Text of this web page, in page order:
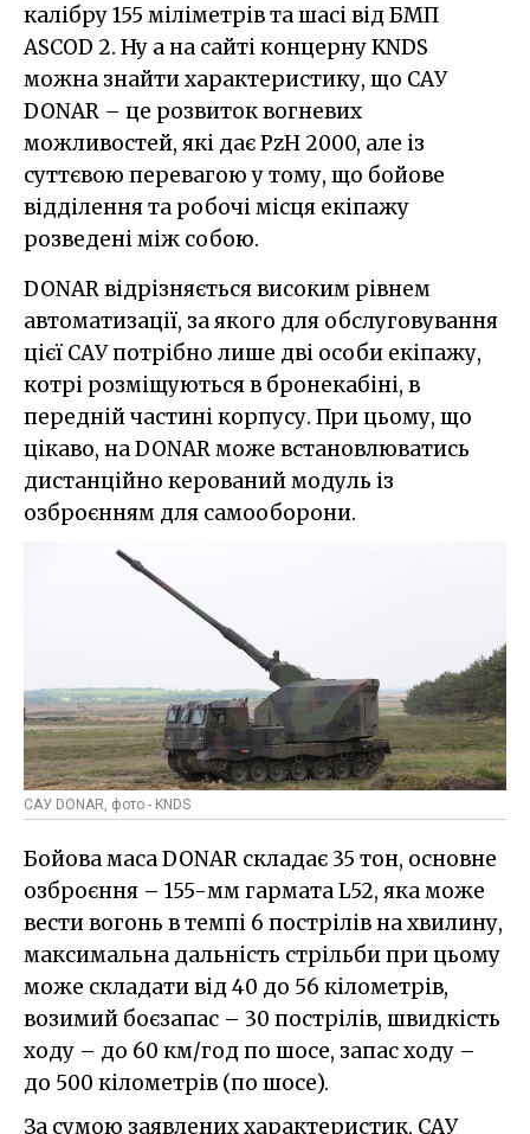
калібру 155 міліметрів та шасі від БМП
ASCOD 2. Ну а на сайті концерну KNDS
можна знайти характеристику, що САУ
DONAR – це розвиток вогневих
можливостей, які дає PzH 2000, але із
суттєвою перевагою у тому, що бойове
відділення та робочі місця екіпажу
розведені між собою.
DONAR відрізняється високим рівнем
автоматизації, за якого для обслуговування
цієї САУ потрібно лише дві особи екіпажу,
котрі розміщуються в бронекабіні, в
передній частині корпусу. При цьому, що
цікаво, на DONAR може встановлюватись
дистанційно керований модуль із
озброєнням для самооборони.
САУ DONAR, фото - KNDS
Бойова маса DONAR складає 35 тон, основне
озброєння – 155-мм гармата L52, яка може
вести вогонь в темпі 6 пострілів на хвилину,
максимальна дальність стрільби при цьому
може складати від 40 до 56 кілометрів,
возимий боєзапас – 30 пострілів, швидкість
ходу – до 60 км/год по шосе, запас ходу –
до 500 кілометрів (по шосе).
За сумою заявлених характеристик, САУ